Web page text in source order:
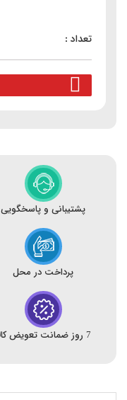
پشتیبانی و پاسخگویی
پرداخت در محل
7 روز ضمانت تعویض کالا